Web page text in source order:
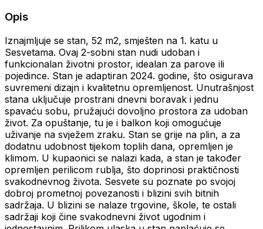
Opis
Iznajmljuje se stan, 52 m2, smješten na 1. katu u
Sesvetama. Ovaj 2-sobni stan nudi udoban i
funkcionalan životni prostor, idealan za parove ili
pojedince. Stan je adaptiran 2024. godine, što osigurava
suvremeni dizajn i kvalitetnu opremljenost. Unutrašnjost
stana uključuje prostrani dnevni boravak i jednu
spavaću sobu, pružajući dovoljno prostora za udoban
život. Za opuštanje, tu je i balkon koji omogućuje
uživanje na svježem zraku. Stan se grije na plin, a za
dodatnu udobnost tijekom toplih dana, opremljen je
klimom. U kupaonici se nalazi kada, a stan je također
opremljen perilicom rublja, što doprinosi praktičnosti
svakodnevnog života. Sesvete su poznate po svojoj
dobroj prometnoj povezanosti i blizini svih bitnih
sadržaja. U blizini se nalaze trgovine, škole, te ostali
sadržaji koji čine svakodnevni život ugodnim i